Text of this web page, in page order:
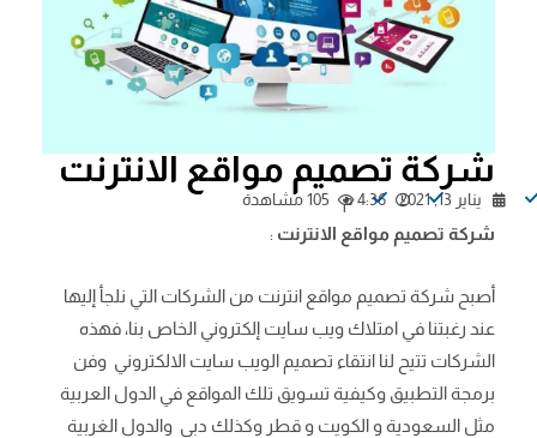
شركة تصميم مواقع الانترنت
يناير 13, 2021 4:36 م 105 مشاهدة
شركة تصميم مواقع الانترنت :
أصبح شركة تصميم مواقع انترنت من الشركات التي نلجأ إليها
عند رغبتنا في امتلاك ويب سايت إلكتروني الخاص بنا، فهذه
الشركات تتيح لنا انتقاء تصميم الويب سايت الالكتروني وفن
برمجة التطبيق وكيفية تسويق تلك المواقع في الدول العربية
مثل السعودية و الكويت و قطر وكذلك دبي والدول الغربية